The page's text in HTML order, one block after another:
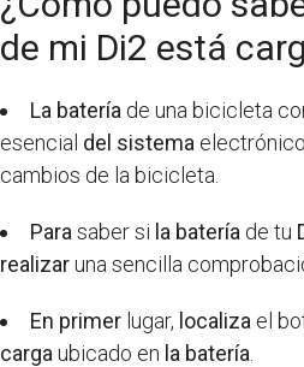
de mi Di2 está
La batería de una bicicleta
esencial del sistema
cambios de la bicicleta.
Para saber si la batería de tu
realizaruna sencilla
En primer lugar, localiza el
carga ubicado en la batería